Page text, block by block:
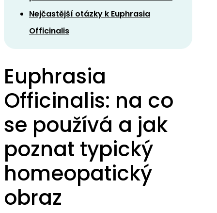
Nejčastější otázky k Euphrasia
Officinalis
Euphrasia
Officinalis: na co
se používá a jak
poznat typický
homeopatický
obraz